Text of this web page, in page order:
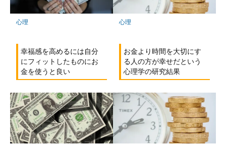
心理
幸福感を高めるには自分
にフィットしたものにお
金を使うと良い
心理
お金より時間を大切にす
る人の方が幸せだという
心理学の研究結果